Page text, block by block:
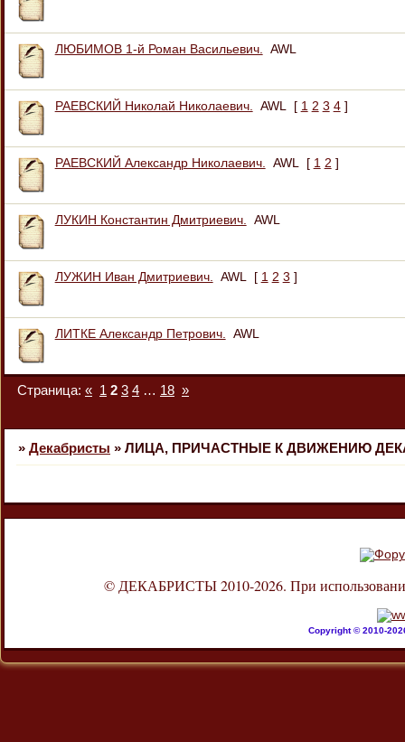
ЛЮБИМОВ 1-й Роман Васильевич. AWL
РАЕВСКИЙ Николай Николаевич. AWL [ 1 2 3 4 ]
РАЕВСКИЙ Александр Николаевич. AWL [ 1 2 ]
ЛУКИН Константин Дмитриевич. AWL
ЛУЖИН Иван Дмитриевич. AWL [ 1 2 3 ]
ЛИТКЕ Александр Петрович. AWL
Страница: « 1 2 3 4 … 18 »
» Декабристы » ЛИЦА, ПРИЧАСТНЫЕ К ДВИЖЕНИЮ
© ДЕКАБРИСТЫ 2010-2026. При использовании
Copyright © 2010-